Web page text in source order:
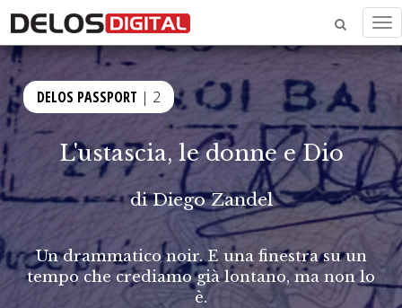
DELOS PASSPORT | 2
L'ustascia, le donne e Dio
diDiego Zandel
Un drammatico noir. E una finestra su un
tempo che crediamo già lontano, ma non lo
è.